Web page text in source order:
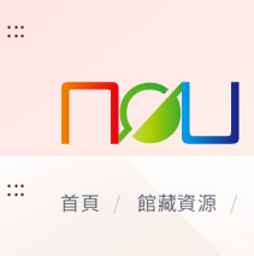
:::
::: 首頁 館藏資源